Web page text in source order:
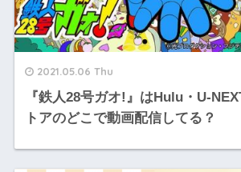
2021.05.06 Thu
『鉄人28号ガオ!』はHulu・U-
トアのどこで動画配信してる？